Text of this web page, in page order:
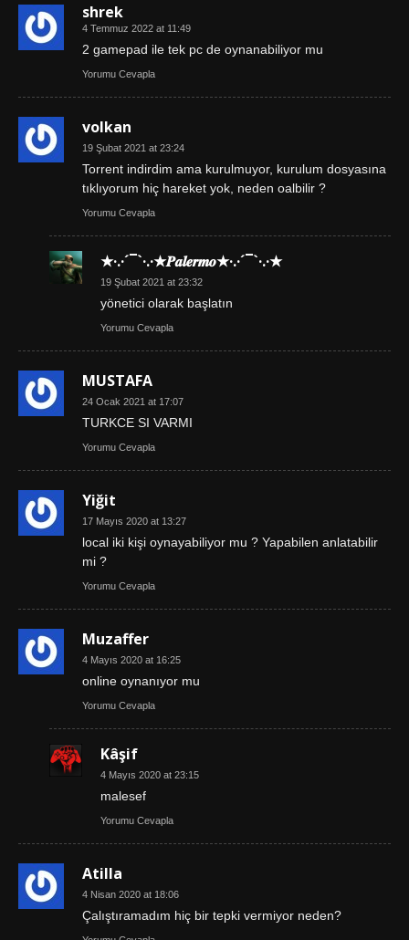
shrek
4 Temmuz 2022 at 11:49
2 gamepad ile tek pc de oynanabiliyor mu
Yorumu Cevapla
volkan
19 Şubat 2021 at 23:24
Torrent indirdim ama kurulmuyor, kurulum dosyasına
tıklıyorum hiç hareket yok, neden oalbilir ?
Yorumu Cevapla
★·.·´¯`·.·★𝑷𝒂𝒍𝒆𝒓𝒎𝒐★·.·´¯`·.·★
19 Şubat 2021 at 23:32
yönetici olarak başlatın
Yorumu Cevapla
MUSTAFA
24 Ocak 2021 at 17:07
TURKCE SI VARMI
Yorumu Cevapla
Yiğit
17 Mayıs 2020 at 13:27
local iki kişi oynayabiliyor mu ? Yapabilen anlatabilir
mi ?
Yorumu Cevapla
Muzaffer
4 Mayıs 2020 at 16:25
online oynanıyor mu
Yorumu Cevapla
Kâşif
4 Mayıs 2020 at 23:15
malesef
Yorumu Cevapla
Atilla
4 Nisan 2020 at 18:06
Çalıştıramadım hiç bir tepki vermiyor neden?